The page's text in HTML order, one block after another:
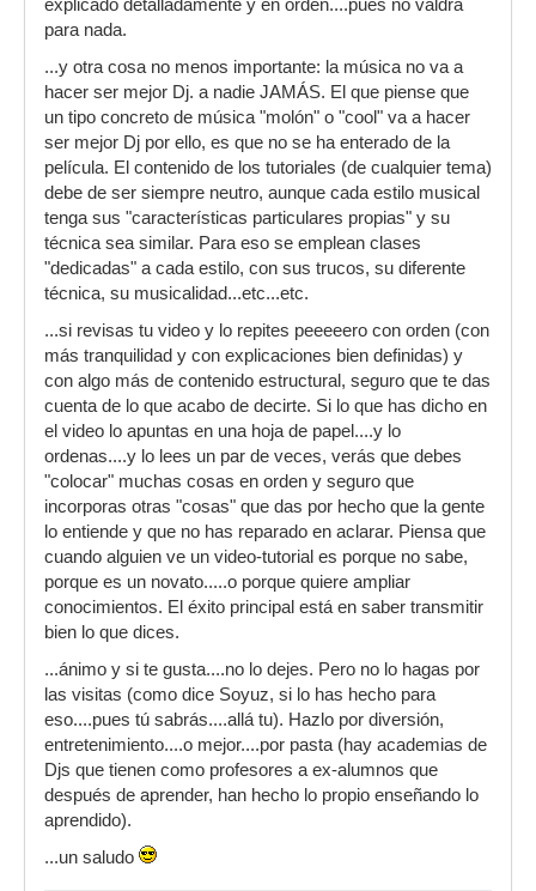
explicado detalladamente y en orden....pues no valdrá
para nada.
...y otra cosa no menos importante: la música no va a
hacer ser mejor Dj. a nadie JAMÁS. El que piense que
un tipo concreto de música "molón" o "cool" va a hacer
ser mejor Dj por ello, es que no se ha enterado de la
película. El contenido de los tutoriales (de cualquier tema)
debe de ser siempre neutro, aunque cada estilo musical
tenga sus "características particulares propias" y su
técnica sea similar. Para eso se emplean clases
"dedicadas" a cada estilo, con sus trucos, su diferente
técnica, su musicalidad...etc...etc.
...si revisas tu video y lo repites peeeeero con orden (con
más tranquilidad y con explicaciones bien definidas) y
con algo más de contenido estructural, seguro que te das
cuenta de lo que acabo de decirte. Si lo que has dicho en
el video lo apuntas en una hoja de papel....y lo
ordenas....y lo lees un par de veces, verás que debes
"colocar" muchas cosas en orden y seguro que
incorporas otras "cosas" que das por hecho que la gente
lo entiende y que no has reparado en aclarar. Piensa que
cuando alguien ve un video-tutorial es porque no sabe,
porque es un novato.....o porque quiere ampliar
conocimientos. El éxito principal está en saber transmitir
bien lo que dices.
...ánimo y si te gusta....no lo dejes. Pero no lo hagas por
las visitas (como dice Soyuz, si lo has hecho para
eso....pues tú sabrás....allá tu). Hazlo por diversión,
entretenimiento....o mejor....por pasta (hay academias de
Djs que tienen como profesores a ex-alumnos que
después de aprender, han hecho lo propio enseñando lo
aprendido).
...un saludo